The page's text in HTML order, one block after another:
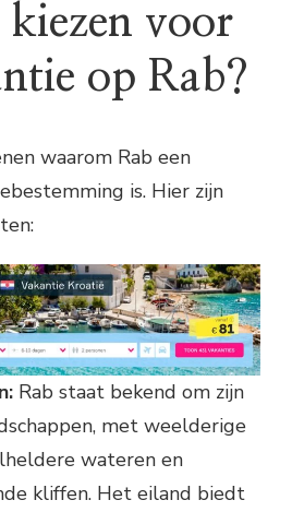
kiezen voor
op Rab?
waarom Rab een
is. Hier zijn
Rab staat bekend om zijn
met weelderige
wateren en
kliffen. Het eiland biedt